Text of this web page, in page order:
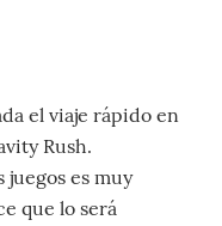
el viaje rápido en
Rush.
juegos es muy
que lo será